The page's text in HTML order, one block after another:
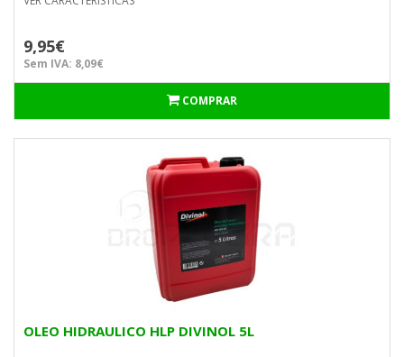
9,95€
Sem IVA: 8,09€
COMPRAR
OLEO HIDRAULICO HLP DIVINOL 5L